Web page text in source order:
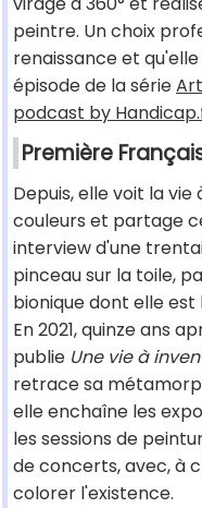
peintre. Un choix
renaissance et
épisode de la série
podcast by
Première
Depuis, elle voit la
couleurs et partage
interview d'une
pinceau sur la toile,
bionique dont elle
En 2021, quinze ans
publie Une vie à
retrace sa
elle enchaîne les
les sessions de
de concerts, avec, à
colorer l'existence.